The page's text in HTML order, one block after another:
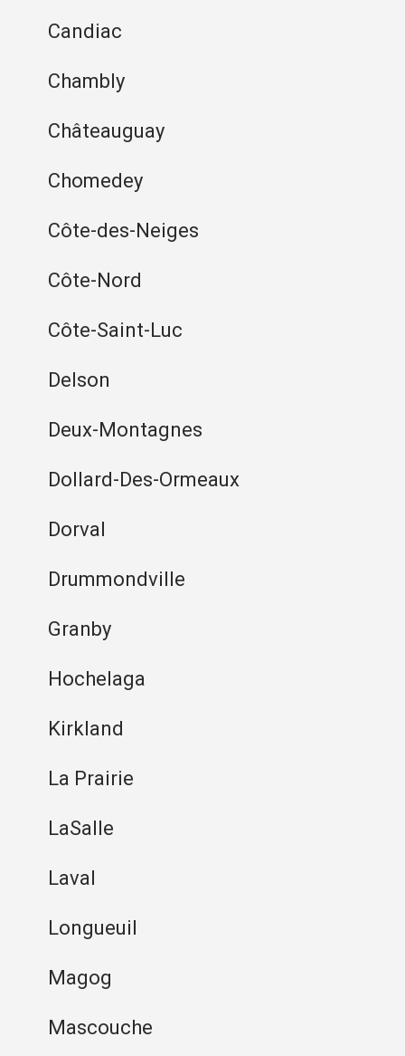
Candiac
Chambly
Châteauguay
Chomedey
Côte-des-Neiges
Côte-Nord
Côte-Saint-Luc
Delson
Deux-Montagnes
Dollard-Des-Ormeaux
Dorval
Drummondville
Granby
Hochelaga
Kirkland
La Prairie
LaSalle
Laval
Longueuil
Magog
Mascouche